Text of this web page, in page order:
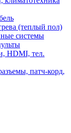
(теплый пол)
системы
HDMI, тел.
патч-корд,